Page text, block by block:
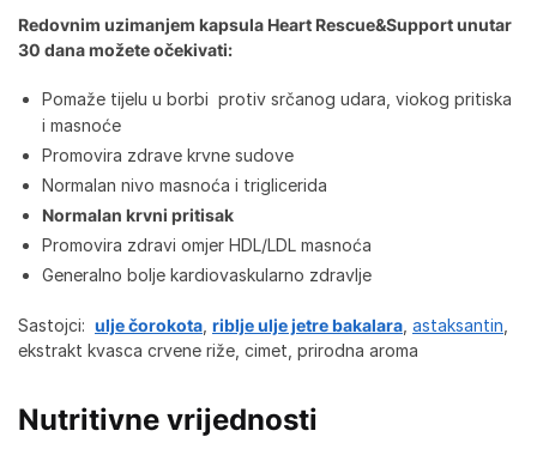
Redovnim uzimanjem kapsula Heart Rescue&Support unutar
30 dana možete očekivati:
Pomaže tijelu u borbi protiv srčanog udara, viokog pritiska
i masnoće
Promovira zdrave krvne sudove
Normalan nivo masnoća i triglicerida
Normalan krvni pritisak
Promovira zdravi omjer HDL/LDL masnoća
Generalno bolje kardiovaskularno zdravlje
Sastojci: ulje čorokota riblje ulje jetre bakalara astaksantin
ekstrakt kvasca crvene riže, cimet, prirodna aroma
Nutritivne vrijednosti